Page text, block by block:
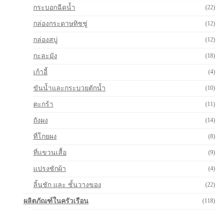
กระบอกฉีดน้ำ (22)
กล่องกระดาษทิชชู่ (12)
กล่องสบู่ (12)
กะละมัง (18)
เก้าอี้ (4)
ขันน้ำและกระบวยตักน้ำ (10)
ตะกร้า (11)
ถังผง (14)
ที่โกยผง (8)
ที่แขวนเสื้อ (9)
แปรงซักผ้า (4)
ลิ้นชัก และ ชั้นวางของ (22)
ผลิตภัณฑ์ในครัวเรือน (118)